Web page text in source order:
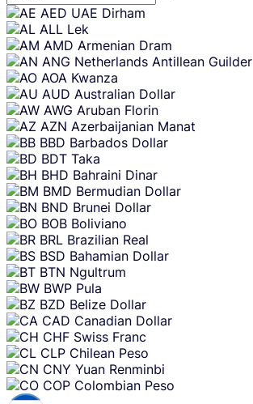
Skip
content
AED UAE Dirham
ALL Lek
AMD Armenian Dram
ANG Netherlands Antillean Guilder
AOA Kwanza
AUD Australian Dollar
AWG Aruban Florin
AZN Azerbaijanian Manat
BBD Barbados Dollar
BDT Taka
BHD Bahraini Dinar
BMD Bermudian Dollar
BND Brunei Dollar
BOB Boliviano
BRL Brazilian Real
BSD Bahamian Dollar
BTN Ngultrum
BWP Pula
BZD Belize Dollar
CAD Canadian Dollar
CHF Swiss Franc
CLP Chilean Peso
CNY Yuan Renminbi
COP Colombian Peso